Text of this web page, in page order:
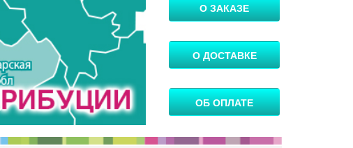
О ЗАКАЗЕ
О ДОСТАВКЕ
ОБ ОПЛАТЕ